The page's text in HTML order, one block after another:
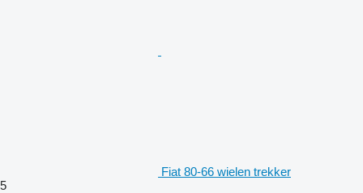
Fiat 80-66 wielen trekker
5